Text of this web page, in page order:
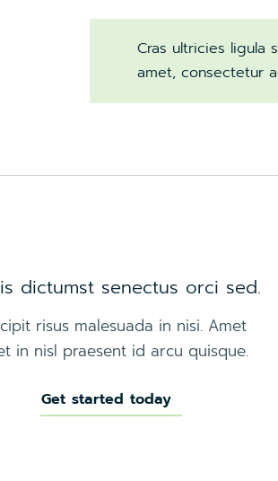
Cras ultricies ligula
amet, consectetur
dictumst senectus orci sed.
risus malesuada in nisi. Amet
in nisl praesent id arcu quisque.
Get started today